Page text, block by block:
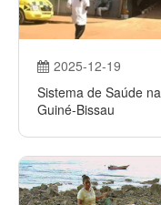
2025-12-19
Sistema de Saúde na
Guiné-Bissau